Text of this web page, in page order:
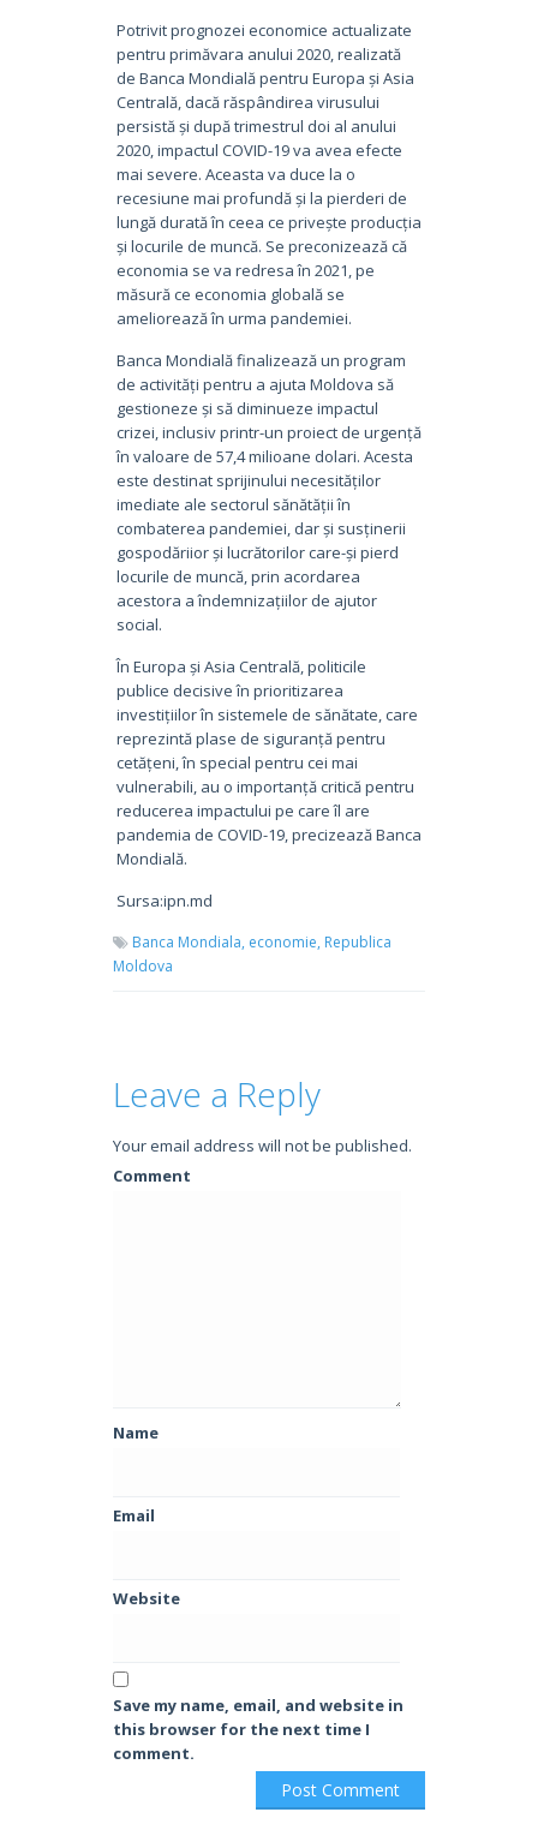
Potrivit prognozei economice actualizate
pentru primăvara anului 2020, realizată
de Banca Mondială pentru Europa și Asia
Centrală, dacă răspândirea virusului
persistă și după trimestrul doi al anului
2020, impactul COVID-19 va avea efecte
mai severe. Aceasta va duce la o
recesiune mai profundă și la pierderi de
lungă durată în ceea ce privește producția
și locurile de muncă. Se preconizează că
economia se va redresa în 2021, pe
măsură ce economia globală se
ameliorează în urma pandemiei.
Banca Mondială finalizează un program
de activități pentru a ajuta Moldova să
gestioneze și să diminueze impactul
crizei, inclusiv printr-un proiect de urgență
în valoare de 57,4 milioane dolari. Acesta
este destinat sprijinului necesităților
imediate ale sectorul sănătății în
combaterea pandemiei, dar și susținerii
gospodăriior și lucrătorilor care-și pierd
locurile de muncă, prin acordarea
acestora a îndemnizațiilor de ajutor
social.
În Europa și Asia Centrală, politicile
publice decisive în prioritizarea
investițiilor în sistemele de sănătate, care
reprezintă plase de siguranță pentru
cetățeni, în special pentru cei mai
vulnerabili, au o importanță critică pentru
reducerea impactului pe care îl are
pandemia de COVID-19, precizează Banca
Mondială.
Sursa:ipn.md
Banca Mondiala, economie, Republica
Moldova
Leave a Reply
Your email address will not be published.
Comment
Name
Email
Website
Save my name, email, and website in
this browser for the next time I
comment.